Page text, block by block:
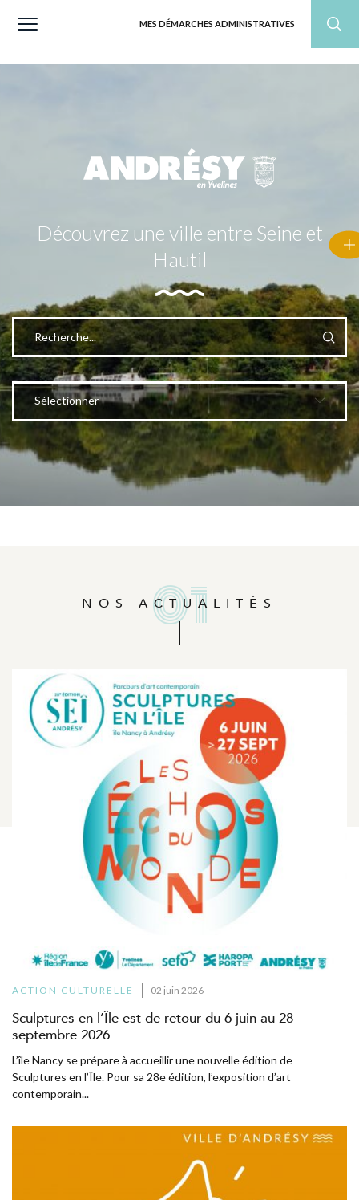
MES DÉMARCHES ADMINISTRATIVES
Découvrez une ville entre Seine et
Hautil
Sélectionner
NOS ACTUALITÉS
ACTION CULTURELLE 02 juin 2026
Sculptures en l’Île est de retour du 6 juin au 28
septembre 2026
L’île Nancy se prépare à accueillir une nouvelle édition de
Sculptures en l’Île. Pour sa 28e édition, l’exposition d’art
contemporain...